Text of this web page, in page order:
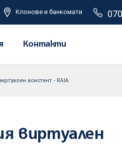
Клонове и банкомати
Контакти
асистент - RAIA
виртуален